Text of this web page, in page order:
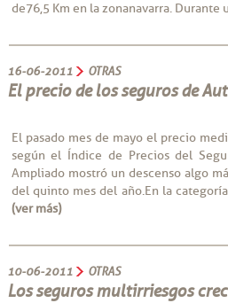
de 76,5 Km en la zona navarra.
16-06-2011 OTRAS
El precio de los seguros de
El pasado mes de mayo el precio
según el Índice de Precios del
Ampliado mostró un descenso algo
del quinto mes del año.En la
(ver más)
10-06-2011 OTRAS
Los seguros multirriesgos